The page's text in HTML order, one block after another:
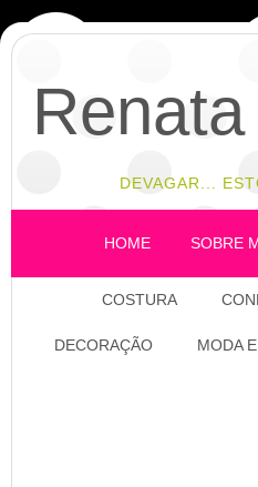
DEVAGAR...
HOME SOBRE
COSTURA
DECORAÇÃO MODA